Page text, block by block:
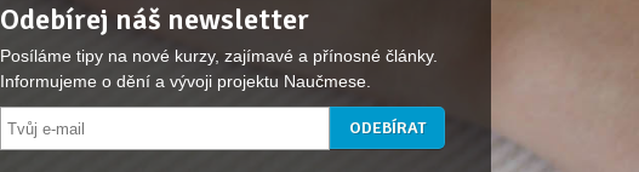
Odebírej náš newsletter
Posíláme tipy na nové kurzy, zajímavé a přínosné články.
Informujeme o dění a vývoji projektu Naučmese.